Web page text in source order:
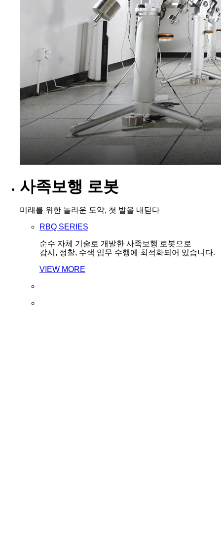
사족보행 로봇
미래를 위한 놀라운 도약, 첫 발을 내딛다
RBQ SERIES
순수 자체 기술로 개발한 사족보행 로봇으로
감시, 정찰, 수색 임무 수행에 최적화되어 있습니다.
VIEW MORE